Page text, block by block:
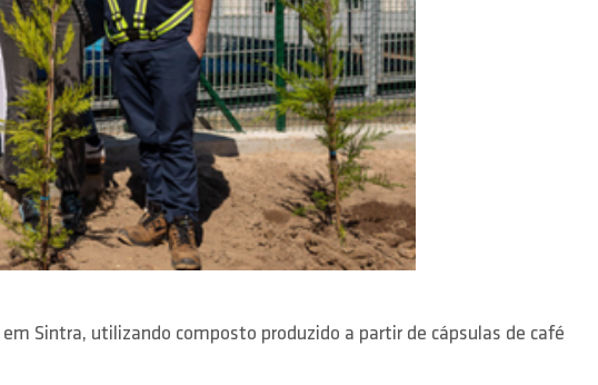
Sintra, utilizando composto produzido a partir de cápsulas de café